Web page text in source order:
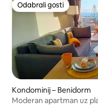
Odabrali gosti
Odabrali gosti
Kondominij – Benidorm
Moderan apartman uz